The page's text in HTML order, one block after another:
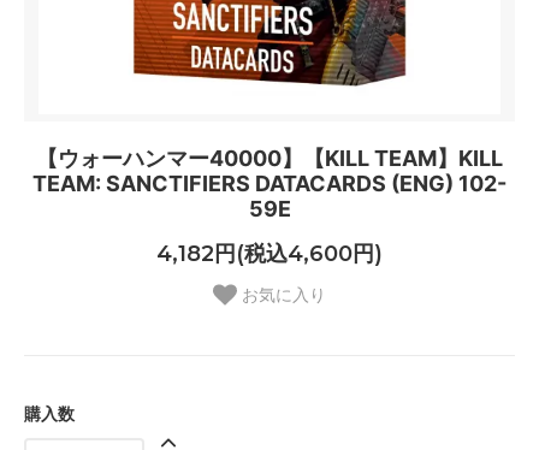
【ウォーハンマー40000】【KILL TEAM】KILL
TEAM: SANCTIFIERS DATACARDS (ENG) 102-
59E
4,182円(税込4,600円)
お気に入り
購入数